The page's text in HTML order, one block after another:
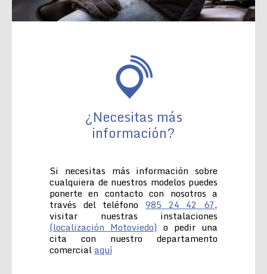
¿Necesitas más
información?
Si necesitas más información sobre
cualquiera de nuestros modelos puedes
ponerte en contacto con nosotros a
través del teléfono 985 24 42 67,
visitar nuestras instalaciones
(localización Motoviedo) o pedir una
cita con nuestro departamento
comercialaquí